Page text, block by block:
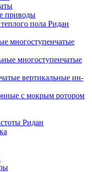
приводы
пола Ридан
многоступенчатые
многоступенчатые
вертикальные ин-
с мокрым ротором
Ридан